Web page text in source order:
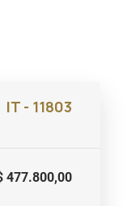
IT - 11803
477.800,00